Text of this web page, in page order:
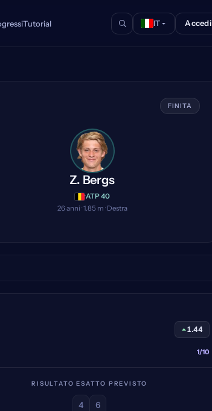
Tutorial IT Accedi
FINITA
Z. Bergs
·ATP 40
26 anni · 1.85 m · Destra
1.44
1/10
RISULTATO ESATTO PREVISTO
4
6